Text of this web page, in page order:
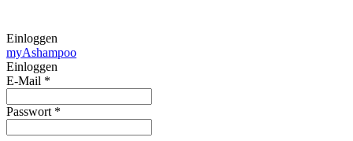
Einloggen
myAshampoo
Einloggen
E-Mail *
Passwort *